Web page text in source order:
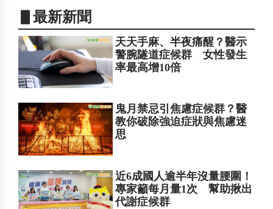
▋最新新聞
天天手麻、半夜痛醒？醫示
警腕隧道症候群 女性發生
率最高增10倍
鬼月禁忌引焦慮症候群？醫
教你破除強迫症狀與焦慮迷
思
近6成國人逾半年沒量腰圍！
專家籲每月量1次 幫助揪出
代謝症候群